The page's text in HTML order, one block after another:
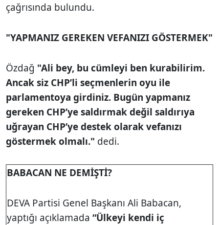
çağrısında bulundu.
"YAPMANIZ GEREKEN VEFANIZI GÖSTERMEK"
Özdağ "Ali bey, bu cümleyi ben kurabilirim.
Ancak siz CHP’li seçmenlerin oyu ile
parlamentoya girdiniz. Bugün yapmanız
gereken CHP’ye saldırmak değil saldırıya
uğrayan CHP’ye destek olarak vefanızı
göstermek olmalı." dedi.
BABACAN NE DEMİŞTİ?
DEVA Partisi Genel Başkanı Ali Babacan,
yaptığı açıklamada “Ülkeyi kendi iç